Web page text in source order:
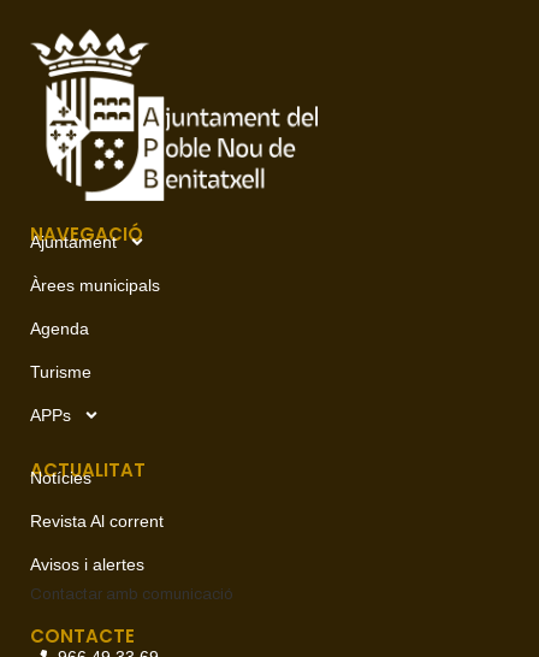
NAVEGACIÓ
Ajuntament
Àrees municipals
Agenda
Turisme
APPs
ACTUALITAT
Notícies
Revista Al corrent
Avisos i alertes
Contactar amb comunicació
CONTACTE